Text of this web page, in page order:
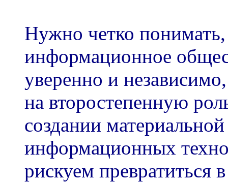
Нужно четко
информационное
уверенно и
на второстепенную
создании
информационных
рискуем превратиться